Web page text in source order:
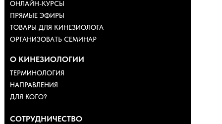
СОТРУДНИЧЕСТВО
О КИНЕЗИОЛОГИИ
ОНЛАЙН-КУРСЫ
ПРЯМЫЕ ЭФИРЫ
ТОВАРЫ ДЛЯ КИНЕЗИОЛОГА
ОРГАНИЗОВАТЬ СЕМИНАР
ТЕРМИНОЛОГИЯ
НАПРАВЛЕНИЯ
ДЛЯ КОГО?